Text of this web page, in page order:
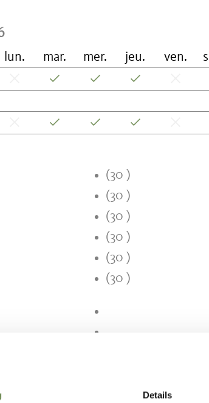
Details
lun. mar. mer. jeu. ven.
(30 )
(30 )
(30 )
(30 )
(30 )
(30 )